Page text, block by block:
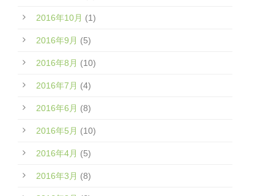
2016年10月 (1)
2016年9月 (5)
2016年8月 (10)
2016年7月 (4)
2016年6月 (8)
2016年5月 (10)
2016年4月 (5)
2016年3月 (8)